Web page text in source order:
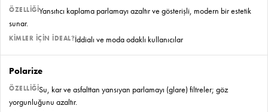
Yansıtıcı kaplama parlamayı azaltır ve gösterişli, modern bir estetik
sunar.
İddialı ve moda odaklı kullanıcılar
Polarize
Su, kar ve asfalttan yansıyan parlamayı (glare) filtreler; göz
yorgunluğunu azaltır.